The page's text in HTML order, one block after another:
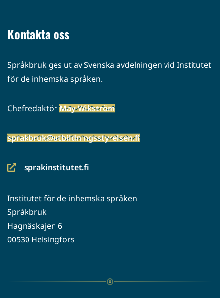
Kontakta oss
Språkbruk ges ut av Svenska avdelningen vid Institutet
för de inhemska språken.
ChefredaktörMay Wikström
sprakbruk@utbildningsstyrelsen.fi
sprakinstitutet.fi
(siirryt
palveluun)
Institutet för de inhemska språken
Språkbruk
Hagnäskajen 6
00530 Helsingfors